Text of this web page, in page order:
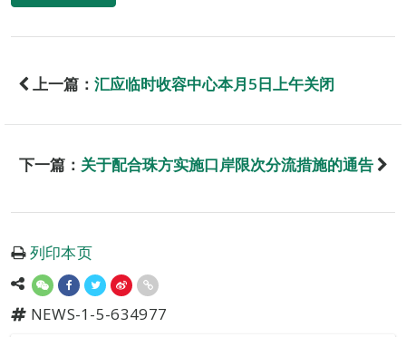
上一篇： 汇应临时收容中心本月5日上午关闭
下一篇： 关于配合珠方实施口岸限次分流措施的通告
列印本页
NEWS-1-5-634977